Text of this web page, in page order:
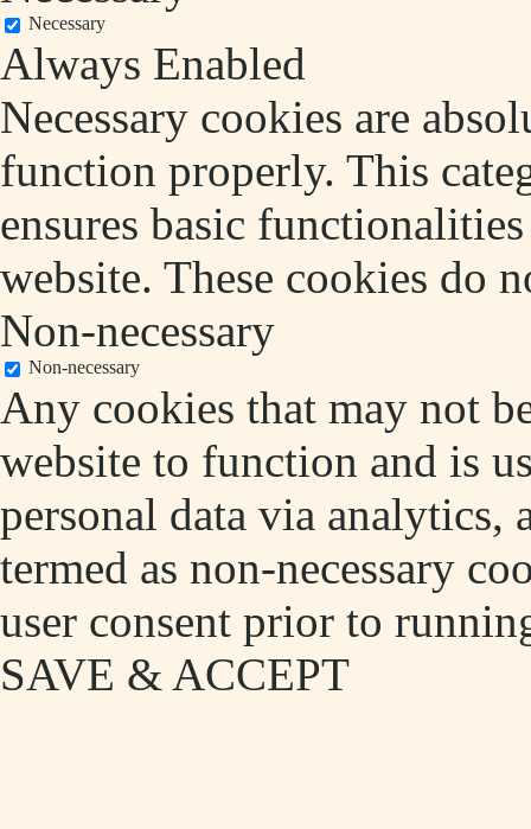
Necessary
Always Enabled
Necessary cookies are
function properly. This
ensures basic
website. These cookies do
Non-necessary
Non-necessary
Any cookies that may not
website to function and is
personal data via analytics,
termed as non-necessary
user consent prior to
SAVE & ACCEPT